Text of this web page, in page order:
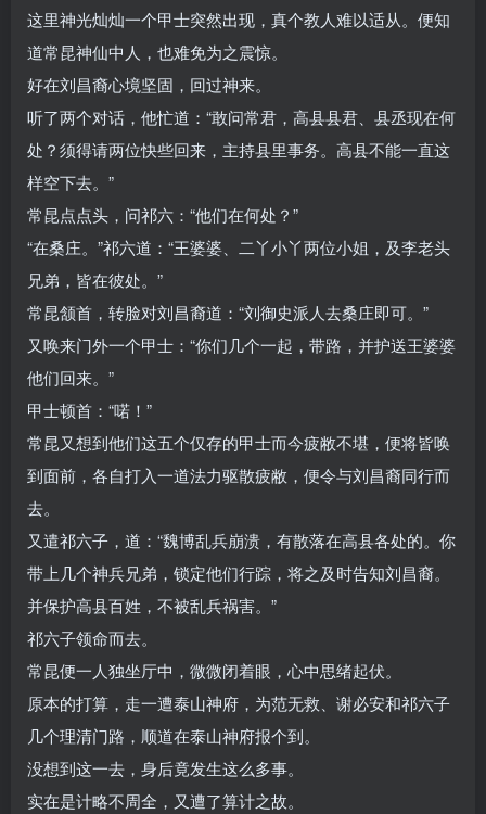
这里神光灿灿一个甲士突然出现，真个教人难以适从。便知
道常昆神仙中人，也难免为之震惊。
好在刘昌裔心境坚固，回过神来。
听了两个对话，他忙道：“敢问常君，高县县君、县丞现在何
处？须得请两位快些回来，主持县里事务。高县不能一直这
样空下去。”
常昆点点头，问祁六：“他们在何处？”
“在桑庄。”祁六道：“王婆婆、二丫小丫两位小姐，及李老头
兄弟，皆在彼处。”
常昆颔首，转脸对刘昌裔道：“刘御史派人去桑庄即可。”
又唤来门外一个甲士：“你们几个一起，带路，并护送王婆婆
他们回来。”
甲士顿首：“喏！”
常昆又想到他们这五个仅存的甲士而今疲敝不堪，便将皆唤
到面前，各自打入一道法力驱散疲敝，便令与刘昌裔同行而
去。
又遣祁六子，道：“魏博乱兵崩溃，有散落在高县各处的。你
带上几个神兵兄弟，锁定他们行踪，将之及时告知刘昌裔。
并保护高县百姓，不被乱兵祸害。”
祁六子领命而去。
常昆便一人独坐厅中，微微闭着眼，心中思绪起伏。
原本的打算，走一遭泰山神府，为范无救、谢必安和祁六子
几个理清门路，顺道在泰山神府报个到。
没想到这一去，身后竟发生这么多事。
实在是计略不周全，又遭了算计之故。